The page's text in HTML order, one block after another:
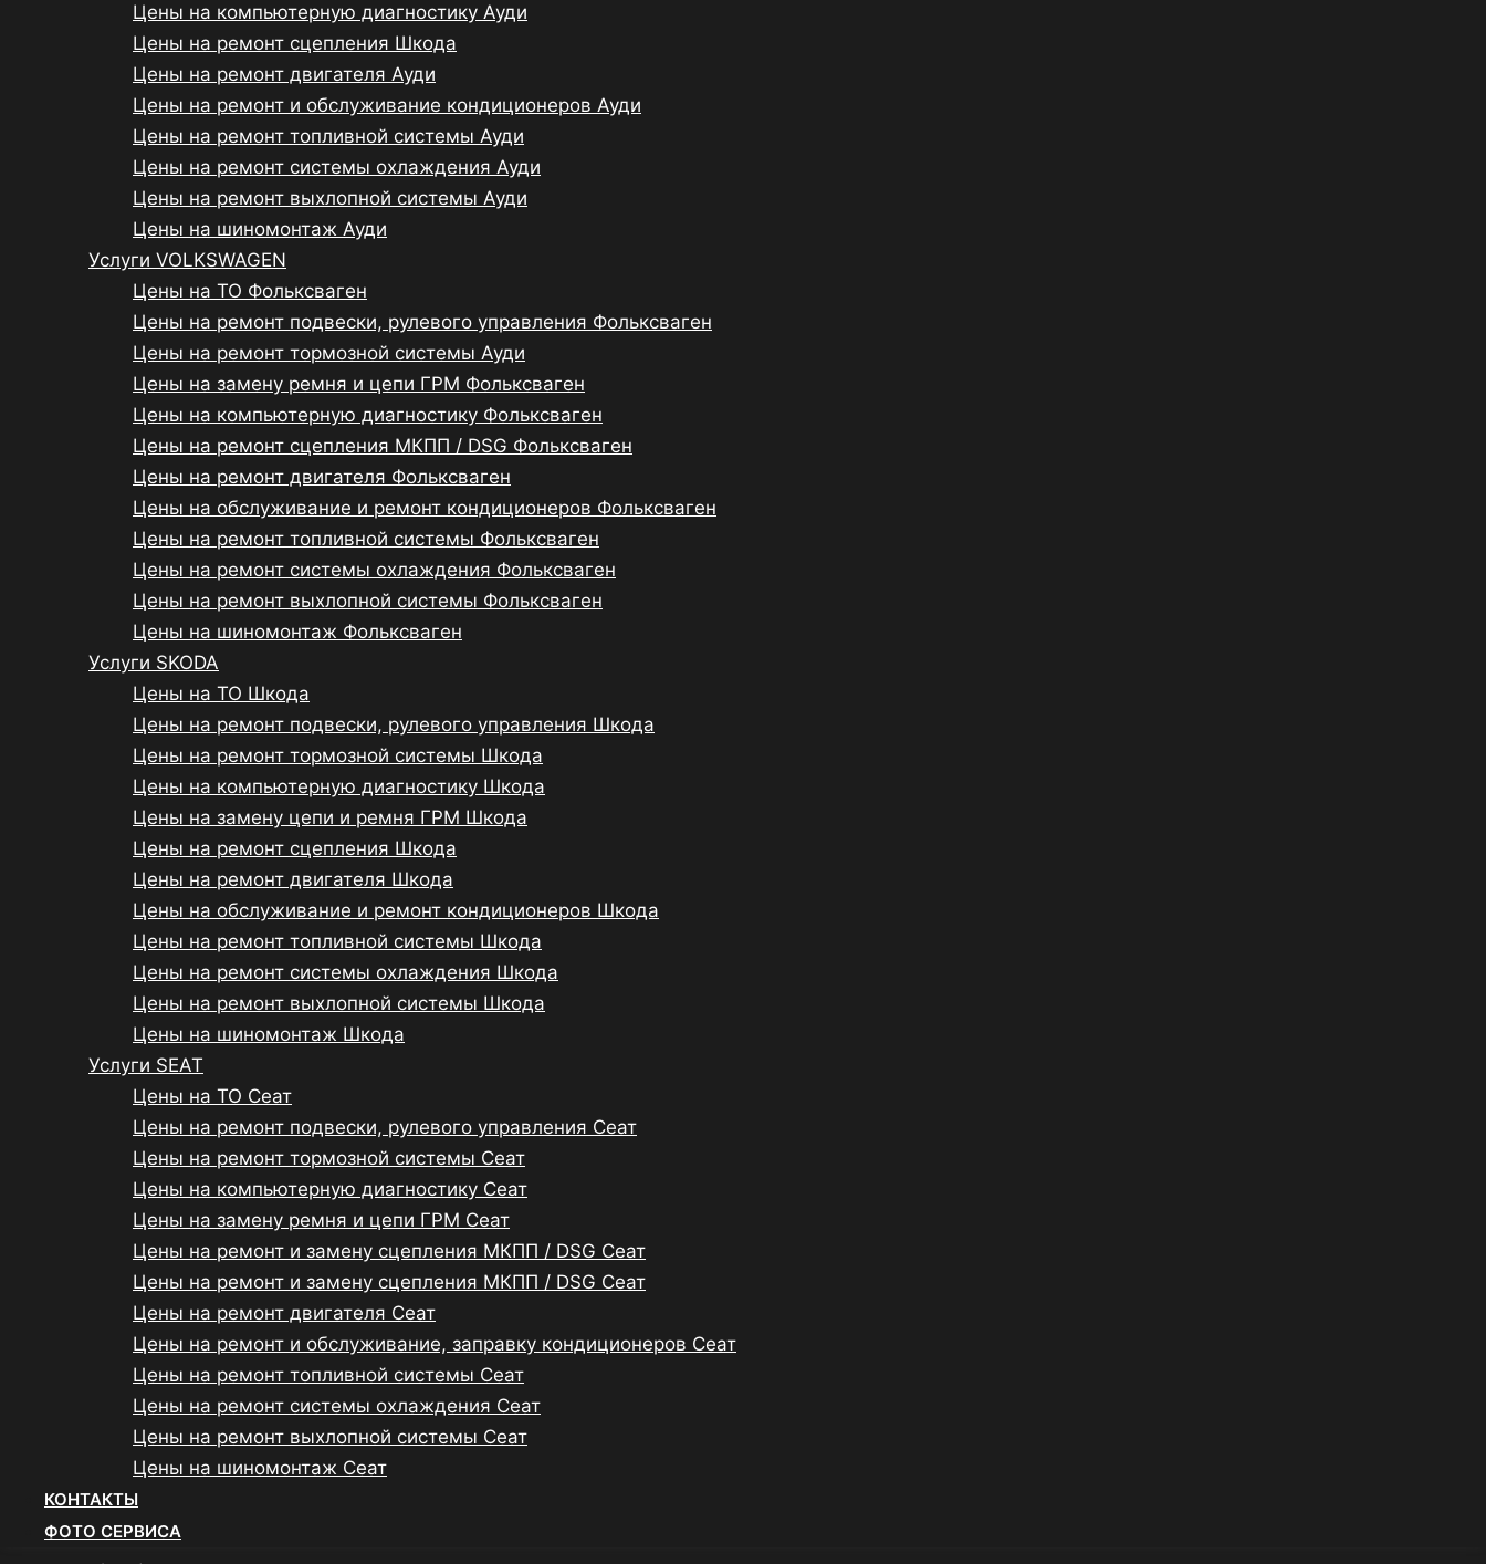
Цены на компьютерную диагностику Ауди
Цены на ремонт сцепления Шкода
Цены на ремонт двигателя Ауди
Цены на ремонт и обслуживание кондиционеров Ауди
Цены на ремонт топливной системы Ауди
Цены на ремонт системы охлаждения Ауди
Цены на ремонт выхлопной системы Ауди
Цены на шиномонтаж Ауди
Услуги VOLKSWAGEN
Цены на ТО Фольксваген
Цены на ремонт подвески, рулевого управления Фольксваген
Цены на ремонт тормозной системы Ауди
Цены на замену ремня и цепи ГРМ Фольксваген
Цены на компьютерную диагностику Фольксваген
Цены на ремонт сцепления МКПП / DSG Фольксваген
Цены на ремонт двигателя Фольксваген
Цены на обслуживание и ремонт кондиционеров Фольксваген
Цены на ремонт топливной системы Фольксваген
Цены на ремонт системы охлаждения Фольксваген
Цены на ремонт выхлопной системы Фольксваген
Цены на шиномонтаж Фольксваген
Услуги SKODA
Цены на ТО Шкода
Цены на ремонт подвески, рулевого управления Шкода
Цены на ремонт тормозной системы Шкода
Цены на компьютерную диагностику Шкода
Цены на замену цепи и ремня ГРМ Шкода
Цены на ремонт сцепления Шкода
Цены на ремонт двигателя Шкода
Цены на обслуживание и ремонт кондиционеров Шкода
Цены на ремонт топливной системы Шкода
Цены на ремонт системы охлаждения Шкода
Цены на ремонт выхлопной системы Шкода
Цены на шиномонтаж Шкода
Услуги SEAT
Цены на ТО Сеат
Цены на ремонт подвески, рулевого управления Сеат
Цены на ремонт тормозной системы Сеат
Цены на компьютерную диагностику Сеат
Цены на замену ремня и цепи ГРМ Сеат
Цены на ремонт и замену сцепления МКПП / DSG Сеат
Цены на ремонт и замену сцепления МКПП / DSG Сеат
Цены на ремонт двигателя Сеат
Цены на ремонт и обслуживание, заправку кондиционеров Сеат
Цены на ремонт топливной системы Сеат
Цены на ремонт системы охлаждения Сеат
Цены на ремонт выхлопной системы Сеат
Цены на шиномонтаж Сеат
КОНТАКТЫ
ФОТО СЕРВИСА